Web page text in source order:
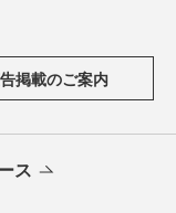
掲載のご案内
ス